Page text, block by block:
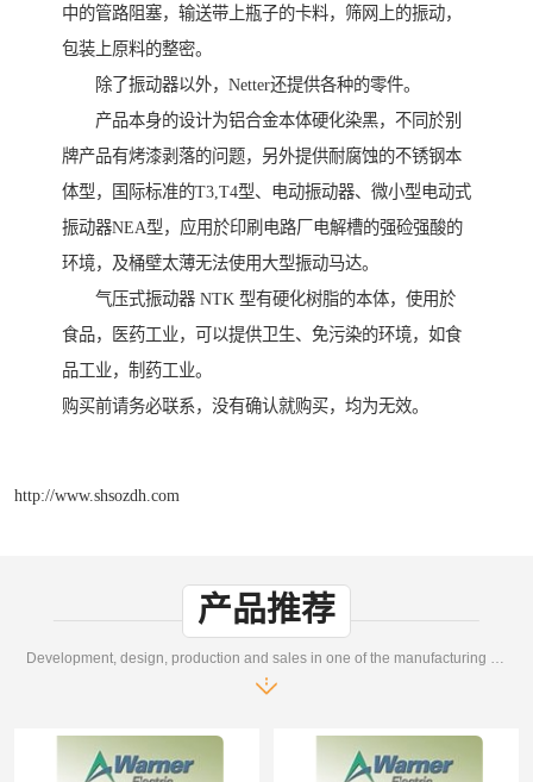
中的管路阻塞，输送带上瓶子的卡料，筛网上的振动，
包装上原料的整密。
除了振动器以外，Netter还提供各种的零件。
产品本身的设计为铝合金本体硬化染黑，不同於别
牌产品有烤漆剥落的问题，另外提供耐腐蚀的不锈钢本
体型，国际标准的T3,T4型、电动振动器、微小型电动式
振动器NEA型，应用於印刷电路厂电解槽的强硷强酸的
环境，及桶壁太薄无法使用大型振动马达。
气压式振动器 NTK 型有硬化树脂的本体，使用於
食品，医药工业，可以提供卫生、免污染的环境，如食
品工业，制药工业。
购买前请务必联系，没有确认就购买，均为无效。
http://www.shsozdh.com
产品推荐